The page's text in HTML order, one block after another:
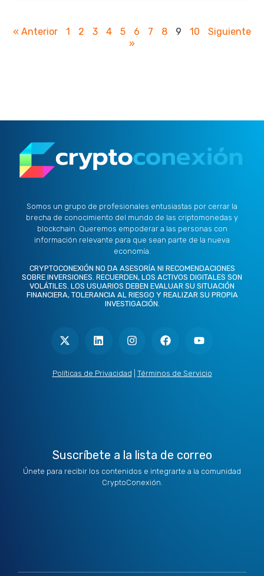
« Anterior 1 2 3 4 5 6 7 8 9 10
Siguiente
»
Somos un grupo de profesionales entusiastas por cerrar la
brecha de conocimiento del mundo de las criptomonedas y
blockchain. Queremos empoderar a las personas con
información relevante para que sean parte de la nueva
economía.
CRYPTOCONEXIÓN NO DA ASESORÍA NI RECOMENDACIONES
SOBRE INVERSIONES. RECUERDEN, LOS ACTIVOS DIGITALES SON
VOLÁTILES. LOS USUARIOS DEBEN EVALUAR SU SITUACIÓN
FINANCIERA, TOLERANCIA AL RIESGO Y REALIZAR SU PROPIA
INVESTIGACIÓN.
t
t
n
d
s
g
c
o
u
b
Políticas de Privacidad Términos de Servicio
Suscríbete a la lista de correo
Únete para recibir los contenidos e integrarte a la comunidad
CryptoConexión.